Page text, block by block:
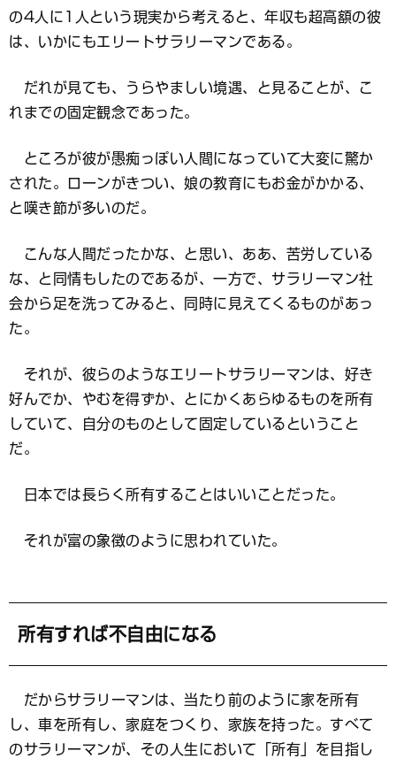
の4人に1人という現実から考えると、年収も超高額の彼
は、いかにもエリートサラリーマンである。
だれが見ても、うらやましい境遇、と見ることが、こ
れまでの固定観念であった。
ところが彼が愚痴っぽい人間になっていて大変に驚か
された。ローンがきつい、娘の教育にもお金がかかる、
と嘆き節が多いのだ。
こんな人間だったかな、と思い、ああ、苦労している
な、と同情もしたのであるが、一方で、サラリーマン社
会から足を洗ってみると、同時に見えてくるものがあっ
た。
それが、彼らのようなエリートサラリーマンは、好き
好んでか、やむを得ずか、とにかくあらゆるものを所有
していて、自分のものとして固定しているということ
だ。
日本では長らく所有することはいいことだった。
それが富の象徴のように思われていた。
所有すれば不自由になる
だからサラリーマンは、当たり前のように家を所有
し、車を所有し、家庭をつくり、家族を持った。すべて
のサラリーマンが、その人生において「所有」を目指し